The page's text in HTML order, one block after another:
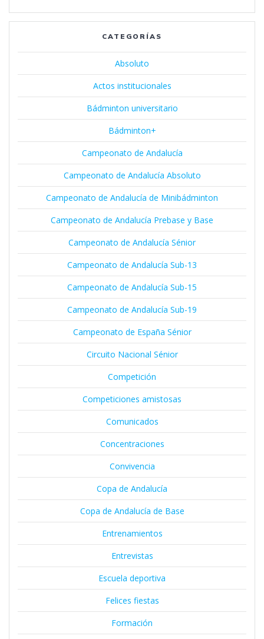
CATEGORÍAS
Absoluto
Actos institucionales
Bádminton universitario
Bádminton+
Campeonato de Andalucía
Campeonato de Andalucía Absoluto
Campeonato de Andalucía de Minibádminton
Campeonato de Andalucía Prebase y Base
Campeonato de Andalucía Sénior
Campeonato de Andalucía Sub-13
Campeonato de Andalucía Sub-15
Campeonato de Andalucía Sub-19
Campeonato de España Sénior
Circuito Nacional Sénior
Competición
Competiciones amistosas
Comunicados
Concentraciones
Convivencia
Copa de Andalucía
Copa de Andalucía de Base
Entrenamientos
Entrevistas
Escuela deportiva
Felices fiestas
Formación